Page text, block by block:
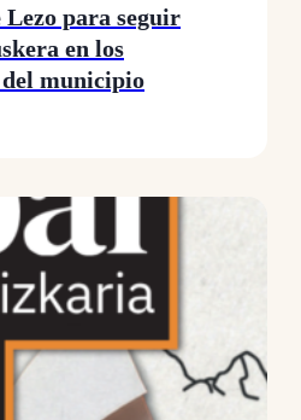
para seguir
en los
municipio